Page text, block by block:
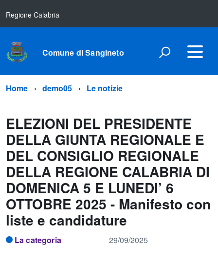
Regione Calabria
Comune di Sangineto
Home demo05 Le notizie
ELEZIONI DEL PRESIDENTE
DELLA GIUNTA REGIONALE E
DEL CONSIGLIO REGIONALE
DELLA REGIONE CALABRIA DI
DOMENICA 5 E LUNEDI’ 6
OTTOBRE 2025 - Manifesto con
liste e candidature
La categoria 29/09/2025